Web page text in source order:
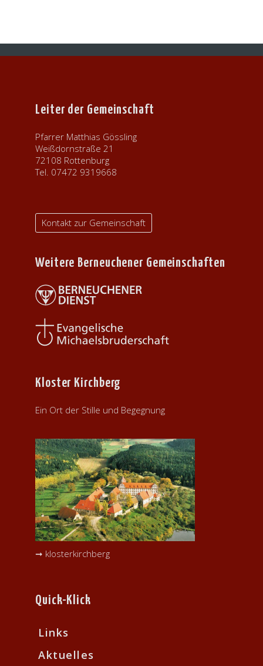
Leiter der Gemeinschaft
Pfarrer Matthias Gössling
Weißdornstraße 21
72108 Rottenburg
Tel. 07472 9319668
Kontakt zur Gemeinschaft
Weitere Berneuchener Gemeinschaften
Kloster Kirchberg
Ein Ort der Stille und Begegnung
➞ klosterkirchberg
Quick-Klick
Links
Aktuelles